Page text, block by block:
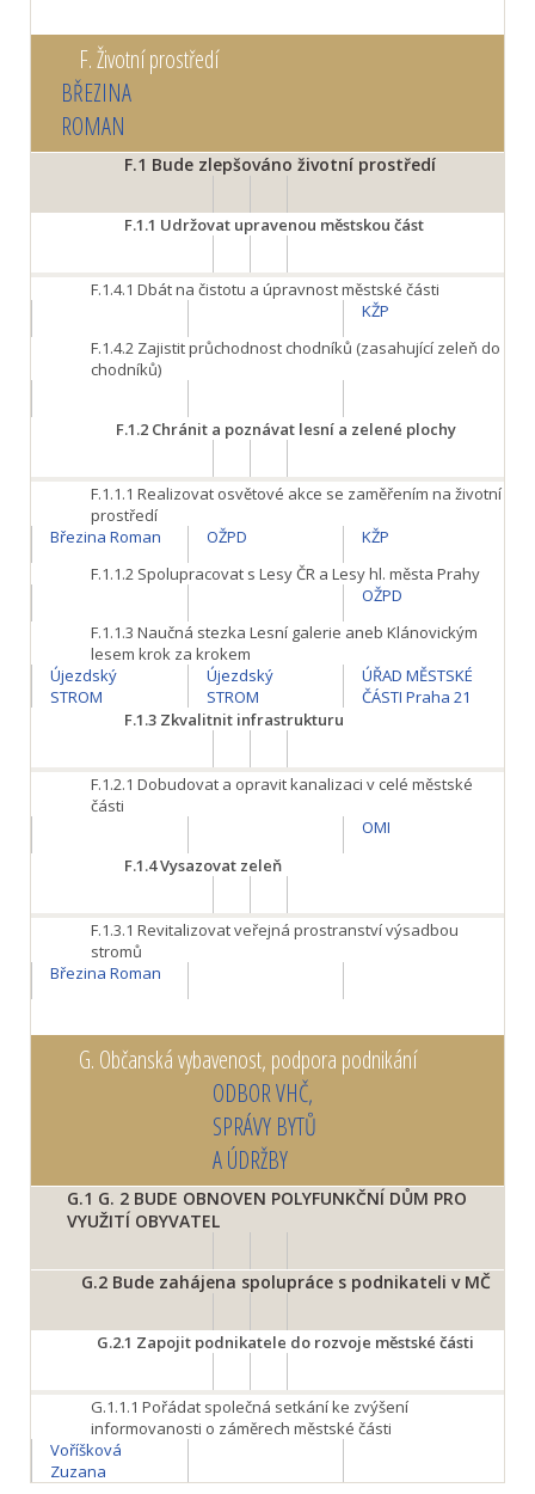
F.Životní prostředí
BŘEZINA
ROMAN
F.1 Bude zlepšováno životní prostředí
F.1.1 Udržovat upravenou městskou část
F.1.4.1 Dbát na čistotu a úpravnost městské části
KŽP
F.1.4.2 Zajistit průchodnost chodníků (zasahující zeleň do
chodníků)
F.1.2Chránit a poznávat lesní a zelené plochy
F.1.1.1 Realizovat osvětové akce se zaměřením na životní
prostředí
Březina Roman
OŽPD
KŽP
F.1.1.2 Spolupracovat s Lesy ČR a Lesy hl. města Prahy
OŽPD
F.1.1.3 Naučná stezka Lesní galerie aneb Klánovickým
lesem krok za krokem
Újezdský
STROM
Újezdský
STROM
ÚŘAD MĚSTSKÉ
ČÁSTI Praha 21
F.1.3 Zkvalitnit infrastrukturu
F.1.2.1 Dobudovat a opravit kanalizaci v celé městské
části
OMI
F.1.4Vysazovat zeleň
F.1.3.1 Revitalizovat veřejná prostranství výsadbou
stromů
Březina Roman
G. Občanská vybavenost, podpora podnikání
ODBOR VHČ,
SPRÁVY BYTŮ
A ÚDRŽBY
G.1 G. 2 BUDE OBNOVEN POLYFUNKČNÍ DŮM PRO
VYUŽITÍ OBYVATEL
G.2Bude zahájena spolupráce s podnikateli v MČ
G.2.1 Zapojit podnikatele do rozvoje městské části
G.1.1.1 Pořádat společná setkání ke zvýšení
informovanosti o záměrech městské části
Voříšková
Zuzana